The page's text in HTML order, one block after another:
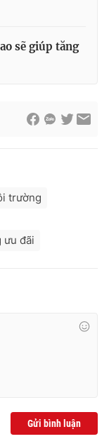
có sự chấp
phát hành lại
sẽ giúp tăng
trường
ưu đãi
Gửi bình luận